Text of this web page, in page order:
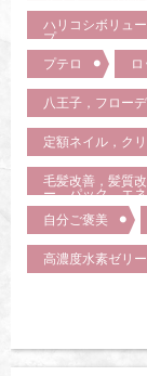
ハリコシボリュ
プ
プテロ
八王子，フロー
定額ネイル，ク
毛髪改善，髪質
ー，パック，エ
自分ご褒美
高濃度水素ゼリ